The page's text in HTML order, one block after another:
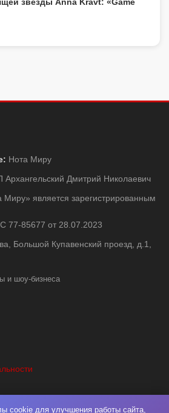
звезды Anna Kravt: «Game
Нота Миру
Архангельский Дмитрий Николаевич
является зарегистрированным
77-85677 от 28.07.2023
Большой Купавенский проезд, д.1,
и шоу-бизнеса
cookie для улучшения работы сайта,